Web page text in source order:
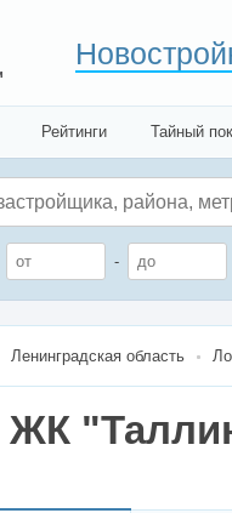
Рейтинги Тайный
-
Ленинградская область
ЖК